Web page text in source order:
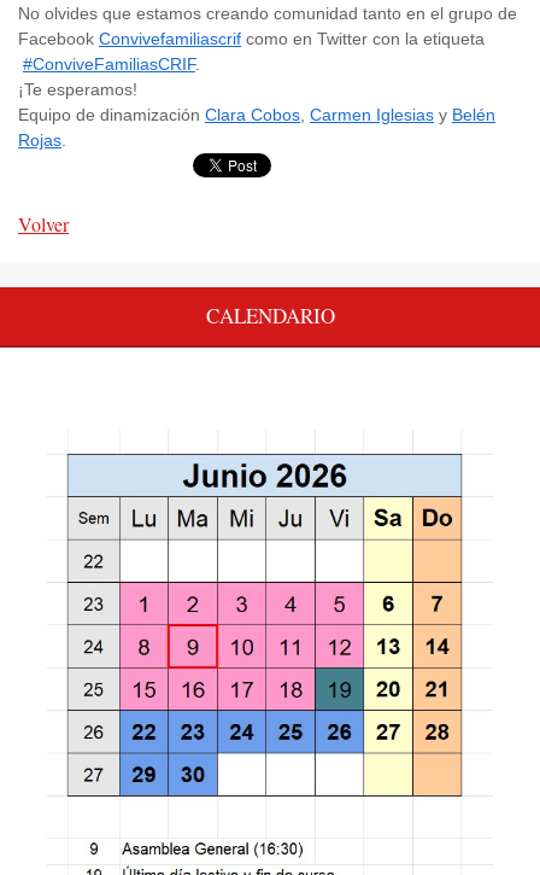
No olvides que estamos creando comunidad tanto en el grupo de
Facebook Convivefamiliascrif como en Twitter con la etiqueta
#ConviveFamiliasCRIF.
¡Te esperamos!
Equipo de dinamización Clara Cobos Carmen Iglesias y Belén
Rojas
Volver
CALENDARIO